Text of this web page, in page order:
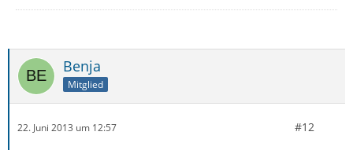
Benja
Mitglied
22. Juni 2013 um 12:57 #12